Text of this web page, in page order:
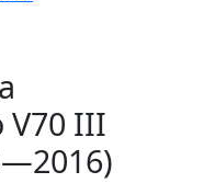
V70 III